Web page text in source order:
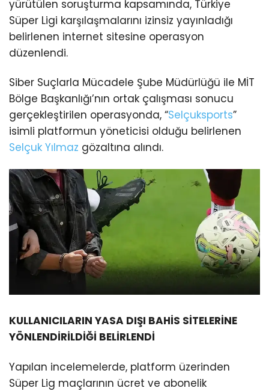
yürütülen soruşturma kapsamında, Türkiye
Süper Ligi karşılaşmalarını izinsiz yayınladığı
belirlenen internet sitesine operasyon
düzenlendi.
Siber Suçlarla Mücadele Şube Müdürlüğü ile MİT
Bölge Başkanlığı’nın ortak çalışması sonucu
gerçekleştirilen operasyonda, “Selçuksports”
isimli platformun yöneticisi olduğu belirlenen
Selçuk Yılmaz gözaltına alındı.
KULLANICILARIN YASA DIŞI BAHİS SİTELERİNE
YÖNLENDİRİLDİĞİ BELİRLENDİ
Yapılan incelemelerde, platform üzerinden
Süper Lig maçlarının ücret ve abonelik